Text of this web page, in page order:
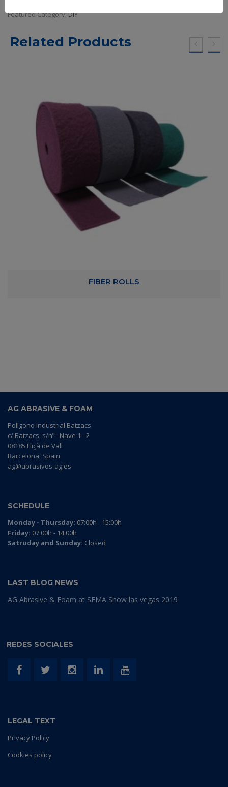
Featured Category:DIY
Related Products
FIBER ROLLS
AG ABRASIVE & FOAM
Polígono Industrial Batzacs
c/ Batzacs, s/nº - Nave 1 - 2
08185 Lliçà de Vall
Barcelona, Spain.
ag@abrasivos-ag.es
SCHEDULE
Monday - Thursday: 07:00h - 15:00h
Friday: 07:00h - 14:00h
Satruday and Sunday: Closed
LAST BLOG NEWS
AG Abrasive & Foam at SEMA Show las vegas 2019
REDES SOCIALES
LEGAL TEXT
Privacy Policy
Cookies policy